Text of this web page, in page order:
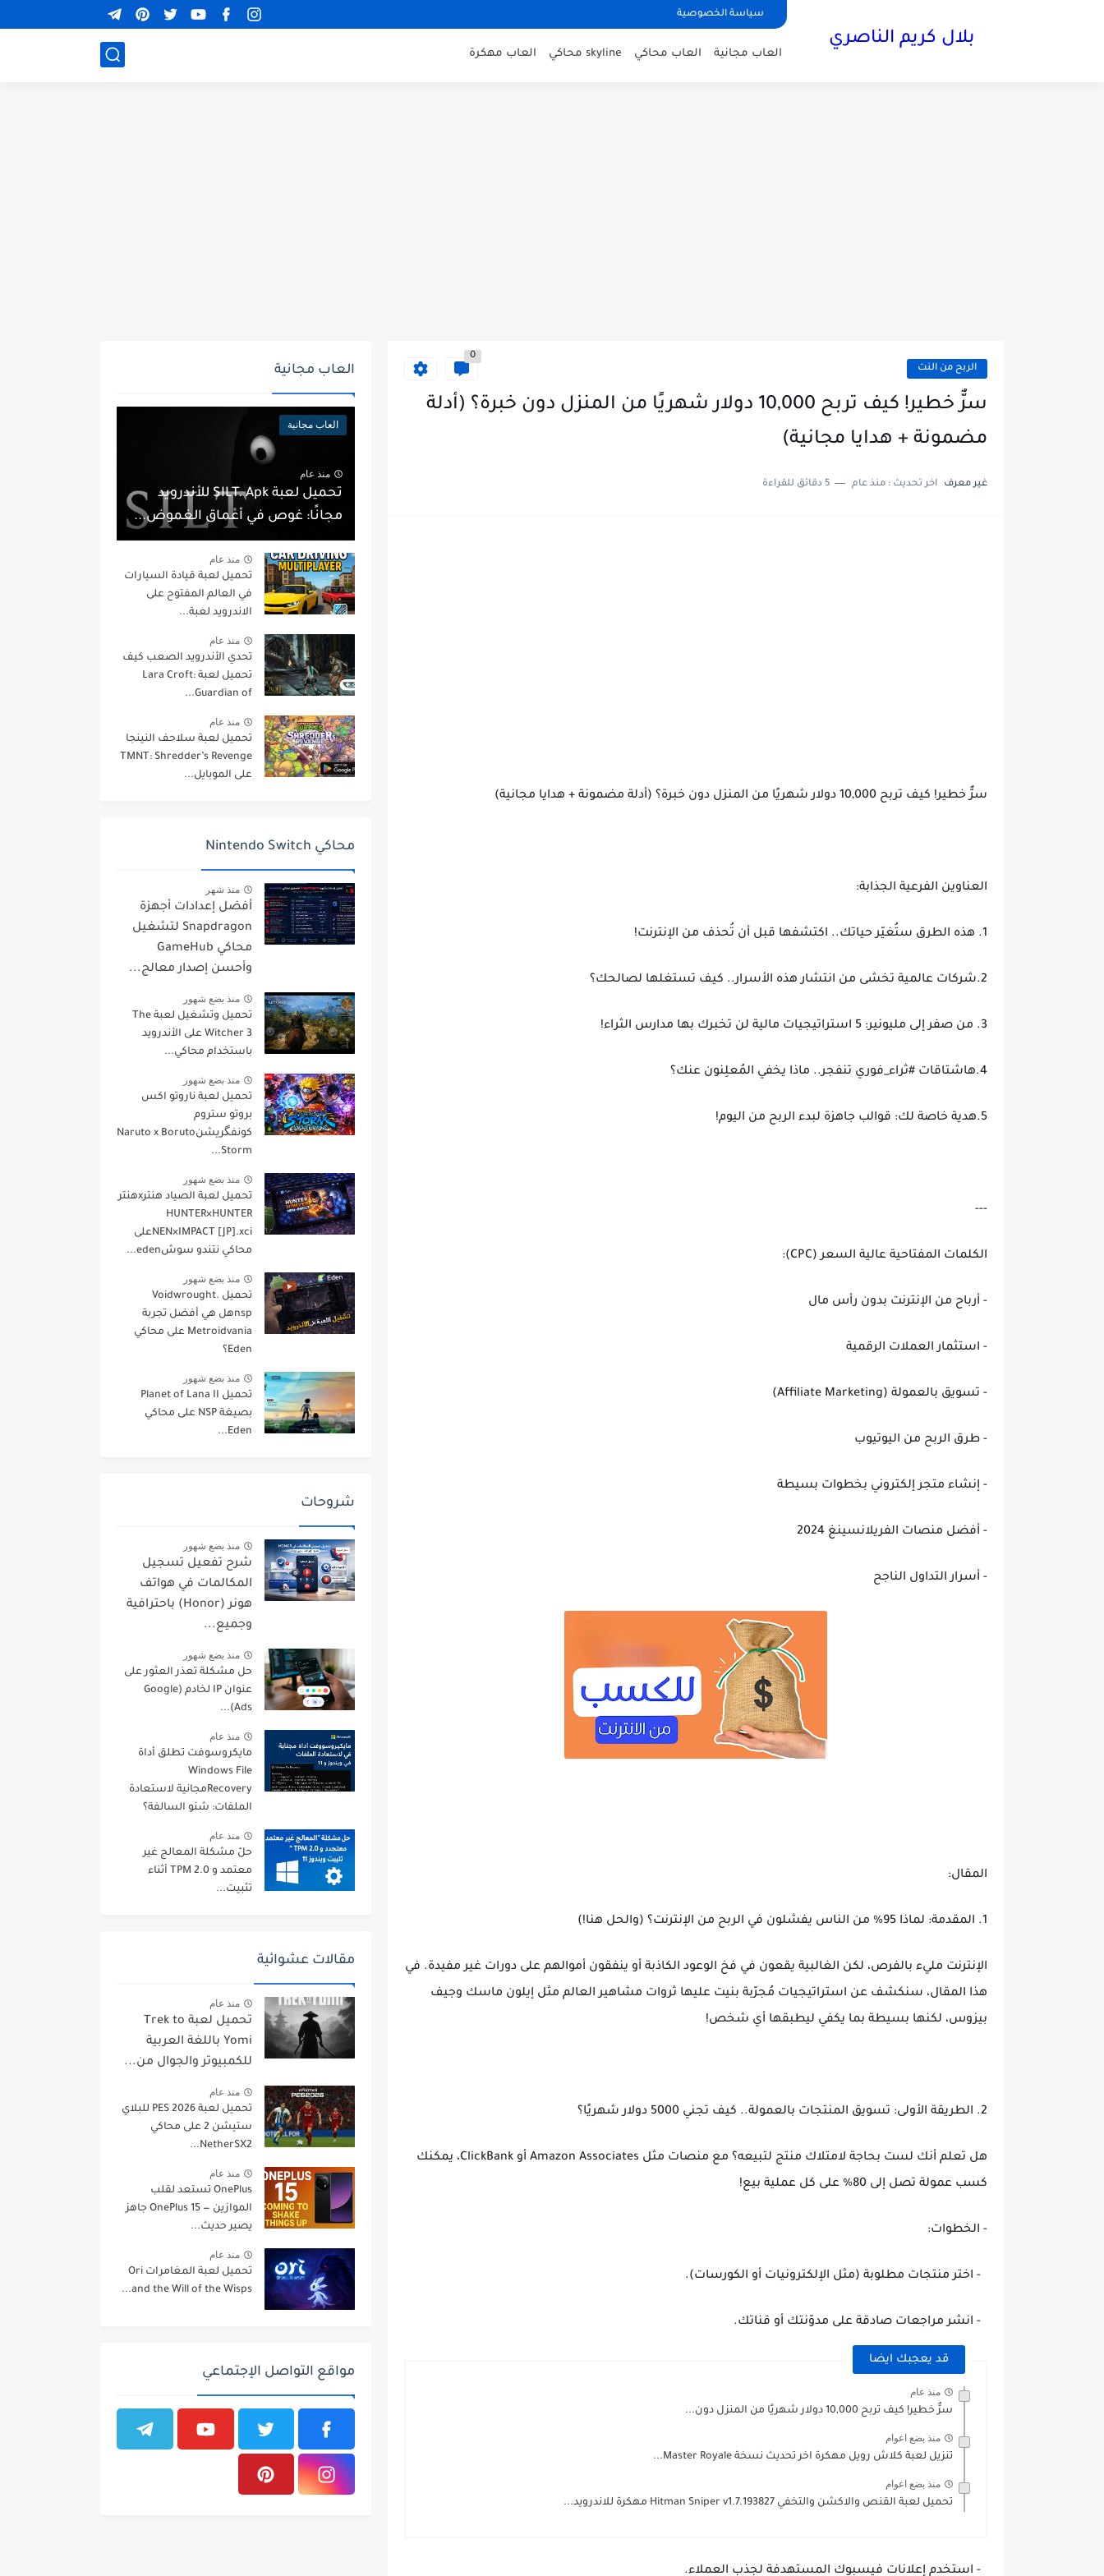
سياسة الخصوصية
بلال كريم الناصري
العاب مجانية العاب محاكي skyline محاكي العاب مهكرة
الربح من النت
0
سرٌّ خطير! كيف تربح 10,000 دولار شهريًا من المنزل دون خبرة؟ (أدلة
مضمونة + هدايا مجانية)
غير معرف اخر تحديث : منذ عام 5 دقائق للقراءة
سرٌّ خطير! كيف تربح 10,000 دولار شهريًا من المنزل دون خبرة؟ (أدلة مضمونة + هدايا مجانية)
العناوين الفرعية الجذابة:
1. هذه الطرق ستُغيّر حياتك.. اكتشفها قبل أن تُحذف من الإنترنت!
2.شركات عالمية تخشى من انتشار هذه الأسرار.. كيف تستغلها لصالحك؟
3. من صفر إلى مليونير: 5 استراتيجيات مالية لن تخبرك بها مدارس الثراء!
4.هاشتاقات #ثراء_فوري تنفجر.. ماذا يخفي المُعلِنون عنك؟
5.هدية خاصة لك: قوالب جاهزة لبدء الربح من اليوم!
---
الكلمات المفتاحية عالية السعر (CPC):
- أرباح من الإنترنت بدون رأس مال
- استثمار العملات الرقمية
- تسويق بالعمولة (Affiliate Marketing)
- طرق الربح من اليوتيوب
- إنشاء متجر إلكتروني بخطوات بسيطة
- أفضل منصات الفريلانسينغ 2024
- أسرار التداول الناجح
المقال:
1. المقدمة: لماذا 95% من الناس يفشلون في الربح من الإنترنت؟ (والحل هنا!)
الإنترنت مليء بالفرص، لكن الغالبية يقعون في فخ الوعود الكاذبة أو ينفقون أموالهم على دورات غير مفيدة. في
هذا المقال، سنكشف عن استراتيجيات مُجرّبة بنيت عليها ثروات مشاهير العالم مثل إيلون ماسك وجيف
بيزوس، لكنها بسيطة بما يكفي ليطبقها أي شخص!
2. الطريقة الأولى: تسويق المنتجات بالعمولة.. كيف تجني 5000 دولار شهريًا؟
هل تعلم أنك لست بحاجة لامتلاك منتج لتبيعه؟ مع منصات مثل Amazon Associates أو ClickBank، يمكنك
كسب عمولة تصل إلى 80% على كل عملية بيع!
- الخطوات:
- اختر منتجات مطلوبة (مثل الإلكترونيات أو الكورسات).
- انشر مراجعات صادقة على مدوّنتك أو قناتك.
قد يعجبك ايضا
منذ عام
سرٌّ خطير! كيف تربح 10,000 دولار شهريًا من المنزل دون...
منذ بضع اعوام
تنزيل لعبة كلاش رويل مهكرة اخر تحديث نسخة Master Royale...
منذ بضع اعوام
تحميل لعبة القنص والاكشن والتخفي ‏Hitman Sniper v1.7.193827 مهكرة للاندرويد...
- استخدم إعلانات فيسبوك المستهدفة لجذب العملاء.
العاب مجانية
العاب مجانية
منذ عام
تحميل لعبة SILT. Apk للأندرويد
مجانًا: غوص في أعماق الغموض...
منذ عام
تحميل لعبة قيادة السيارات
في العالم المفتوح على
الاندرويد لعبة...
منذ عام
تحدي الأندرويد الصعب كيف
تحميل لعبة Lara Croft:
Guardian of...
منذ عام
تحميل لعبة سلاحف النينجا
TMNT: Shredder’s Revenge
على الموبايل...
محاكي Nintendo Switch
منذ شهر
أفضل إعدادات أجهزة
Snapdragon لتشغيل
محاكي GameHub
وأحسن إصدار معالج...
منذ بضع شهور
تحميل وتشغيل لعبة The
Witcher 3 على الأندرويد
باستخدام محاكي...
منذ بضع شهور
تحميل لعبة ناروتو اكس
بروتو ستروم
كونفگريشنNaruto x Boruto
Storm...
منذ بضع شهور
تحميل لعبة الصياد هنترxهنتر
HUNTER×HUNTER
NEN×IMPACT [JP].xciعلى
محاكي نتندو سوشeden...
منذ بضع شهور
تحميل Voidwrought.
nspهل هي أفضل تجربة
Metroidvania على محاكي
Eden؟
منذ بضع شهور
تحميل Planet of Lana II
بصيغة NSP على محاكي
Eden...
شروحات
منذ بضع شهور
شرح تفعيل تسجيل
المكالمات في هواتف
هونر (Honor) باحترافية
وجميع...
منذ بضع شهور
حل مشكلة تعذر العثور على
عنوان IP لخادم (Google
Ads)...
منذ عام
مايكروسوفت تطلق أداة
Windows File
Recoveryمجانية لاستعادة
الملفات: شنو السالفة؟
منذ عام
حلّ مشكلة المعالج غير
معتمد و TPM 2.0 أثناء
تثبيت...
مقالات عشوائية
منذ عام
تحميل لعبة Trek to
Yomi باللغة العربية
للكمبيوتر والجوال من...
منذ عام
تحميل لعبة PES 2026 للبلاي
ستيشن 2 على محاكي
NetherSX2...
منذ عام
OnePlus تستعد لقلب
الموازين — OnePlus 15 جاهز
يصير حديث...
منذ عام
تحميل لعبة المغامرات Ori
and the Will of the Wisps...
مواقع التواصل الإجتماعي